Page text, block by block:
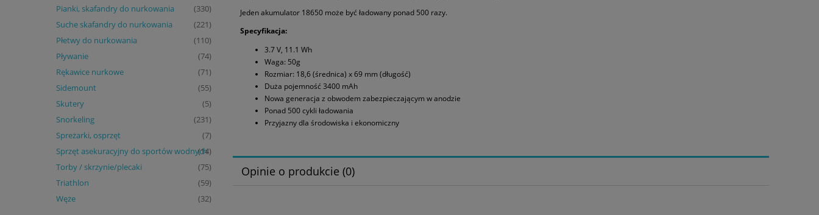
Pianki, skafandry do nurkowania (330)
Suche skafandry do nurkowania (221)
Płetwy do nurkowania (110)
Pływanie (74)
Rękawice nurkowe (71)
Sidemount (55)
Skutery (5)
Snorkeling (231)
Spreżarki, osprzęt (7)
Sprzęt asekuracyjny do sportów wodnych
(14)
Torby / skrzynie/plecaki (75)
Triathlon (59)
Węże (32)
Jeden akumulator 18650 może być ładowany ponad 500 razy.
Specyfikacja:
3.7 V, 11.1 Wh
Waga: 50g
Rozmiar: 18,6 (średnica) x 69 mm (długość)
Duża pojemność 3400 mAh
Nowa generacja z obwodem zabezpieczającym w anodzie
Ponad 500 cykli ładowania
Przyjazny dla środowiska i ekonomiczny
Opinie o produkcie (0)